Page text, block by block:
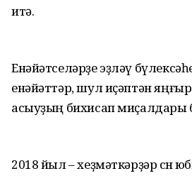
итә.
Енәйәтселәрҙе эҙләү
енәйәттәр, шул иҫәптән
асыуҙың бихисап миҫалдары
2018 йыл – хеҙмәткәрҙәр өсөн